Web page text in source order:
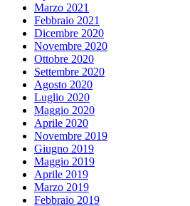
Marzo 2021
Febbraio 2021
Dicembre 2020
Novembre 2020
Ottobre 2020
Settembre 2020
Agosto 2020
Luglio 2020
Maggio 2020
Aprile 2020
Novembre 2019
Giugno 2019
Maggio 2019
Aprile 2019
Marzo 2019
Febbraio 2019